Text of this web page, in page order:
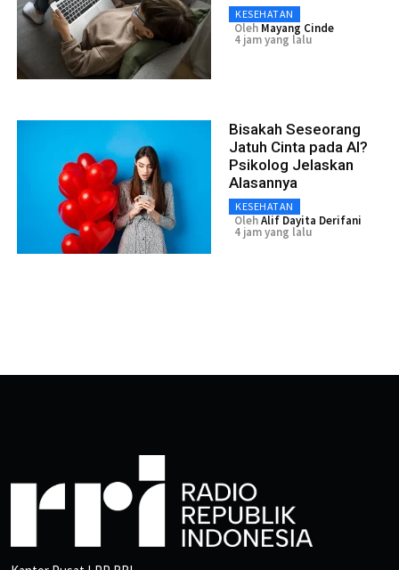
KESEHATAN
Oleh Mayang Cinde
4 jam yang lalu
Bisakah Seseorang
Jatuh Cinta pada AI?
Psikolog Jelaskan
Alasannya
KESEHATAN
OlehAlif Dayita Derifani
4 jam yang lalu